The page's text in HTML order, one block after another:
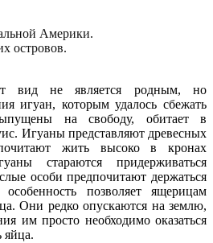
Америки.
островов.
вид не является родным, но
игуан, которым удалось сбежать
на свободу, обитает в
Игуаны представляют древесных
жить высоко в кронах
стараются придерживаться
особи предпочитают держаться
позволяет ящерицам
Они редко опускаются на землю,
им просто необходимо оказаться
яйца.